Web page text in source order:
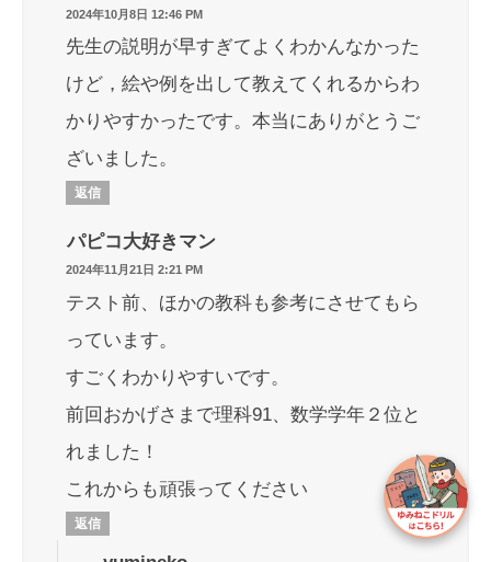
2024年10月8日 12:46 PM
先生の説明が早すぎてよくわかんなかった
けど，絵や例を出して教えてくれるからわ
かりやすかったです。本当にありがとうご
ざいました。
返信
パピコ大好きマン
2024年11月21日 2:21 PM
テスト前、ほかの教科も参考にさせてもら
っています。
すごくわかりやすいです。
前回おかげさまで理科91、数学学年２位と
れました！
これからも頑張ってください
返信